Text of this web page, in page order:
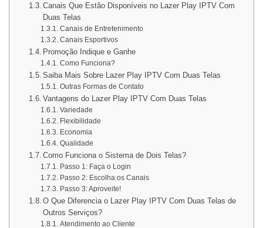
Canais Que Estão Disponíveis no Lazer Play IPTV Com
Duas Telas
Canais de Entretenimento
Canais Esportivos
Promoção Indique e Ganhe
Como Funciona?
Saiba Mais Sobre Lazer Play IPTV Com Duas Telas
Outras Formas de Contato
Vantagens do Lazer Play IPTV Com Duas Telas
Variedade
Flexibilidade
Economia
Qualidade
Como Funciona o Sistema de Dois Telas?
Passo 1: Faça o Login
Passo 2: Escolha os Canais
Passo 3: Aproveite!
O Que Diferencia o Lazer Play IPTV Com Duas Telas de
Outros Serviços?
Atendimento ao Cliente